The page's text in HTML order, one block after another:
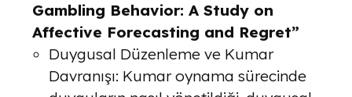
Gambling Behavior: A Study on
Affective Forecasting and Regret”
Duygusal Düzenleme ve Kumar
Davranışı: Kumar oynama sürecinde